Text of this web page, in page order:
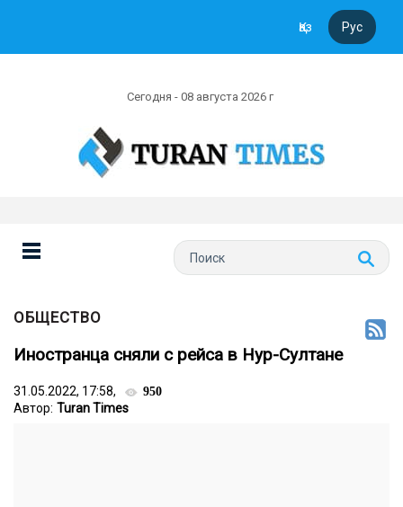
Қаз Рус
Сегодня - 08 августа 2026 г
ОБЩЕСТВО
Иностранца сняли с рейса в Нур-Султане
31.05.2022, 17:58, 950
Автор: Turan Times